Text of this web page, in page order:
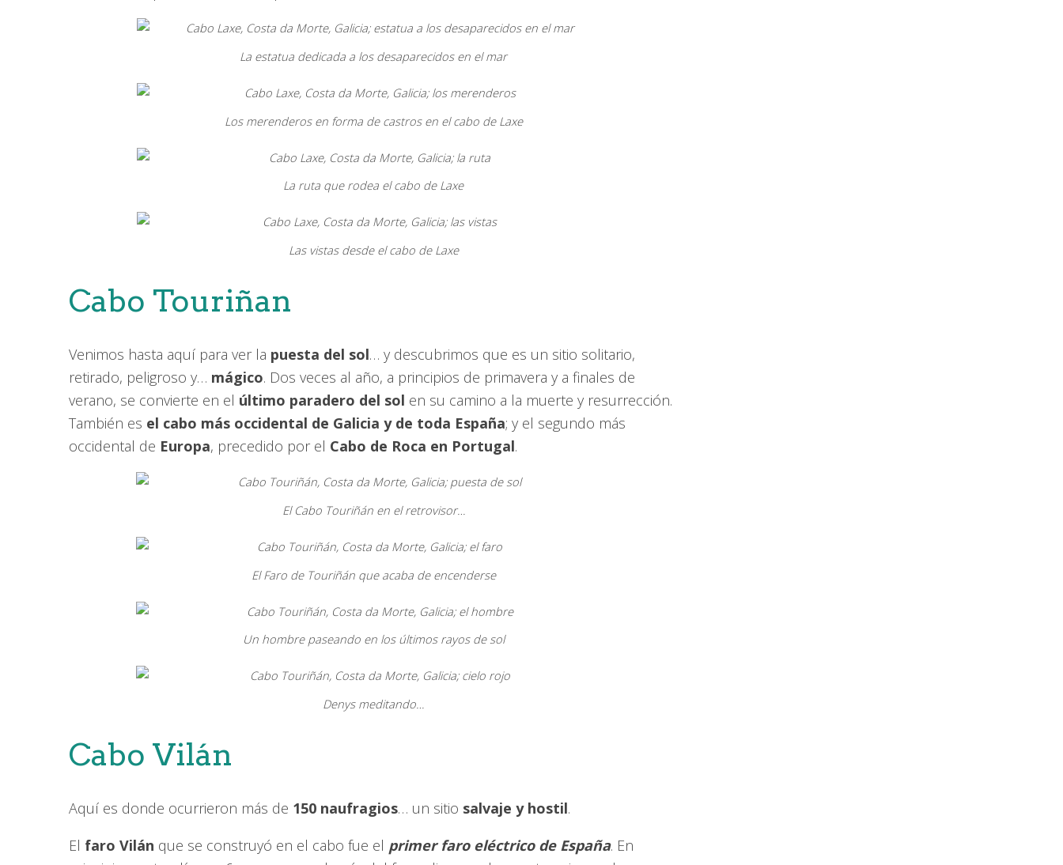
La estatua dedicada a los desaparecidos en el mar
Los merenderos en forma de castros en el cabo de Laxe
La ruta que rodea el cabo de Laxe
Las vistas desde el cabo de Laxe
Cabo Touriñan
Venimos hasta aquí para ver la puesta del sol… y descubrimos que es un sitio solitario,
retirado, peligroso y… mágico. Dos veces al año, a principios de primavera y a finales de
verano, se convierte en el último paradero del sol en su camino a la muerte y resurrección.
También es el cabo más occidental de Galicia y de toda España; y el segundo más
occidental de Europa, precedido por el Cabo de Roca en Portugal.
El Cabo Touriñán en el retrovisor…
El Faro de Touriñán que acaba de encenderse
Un hombre paseando en los últimos rayos de sol
Denys meditando…
Cabo Vilán
Aquí es donde ocurrieron más de 150 naufragios… un sitio salvaje y hostil.
El faro Vilán que se construyó en el cabo fue el primer faro eléctrico de España. En